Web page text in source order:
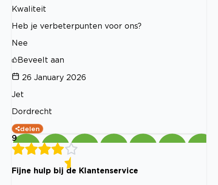
Kwaliteit
Heb je verbeterpunten voor ons?
Nee
Beveelt aan
26 January 2026
Jet
Dordrecht
delen
9
Fijne hulp bij de Klantenservice